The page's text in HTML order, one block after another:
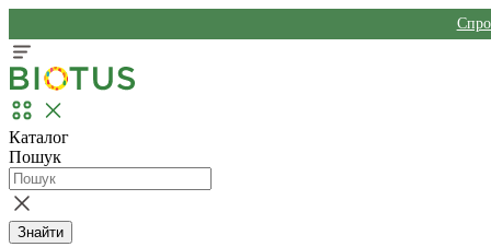
Каталог
Пошук
Знайти